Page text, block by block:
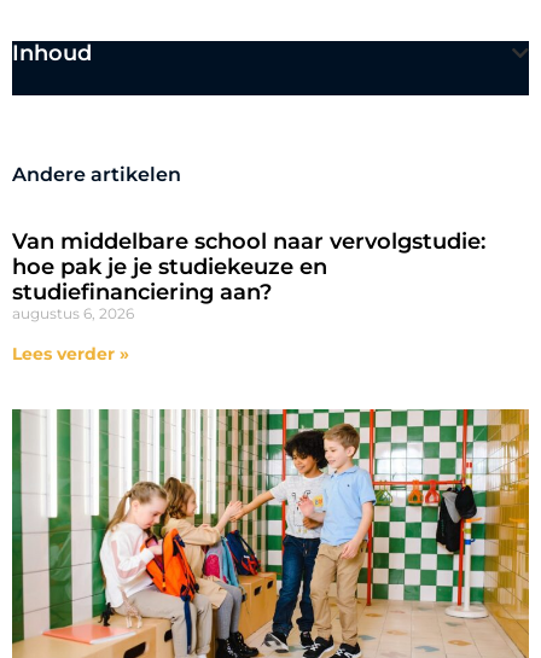
Inhoud
Andere artikelen
Van middelbare school naar vervolgstudie:
hoe pak je je studiekeuze en
studiefinanciering aan?
augustus 6, 2026
Lees verder »